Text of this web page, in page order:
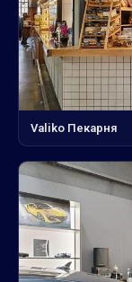
Valiko Пекарня